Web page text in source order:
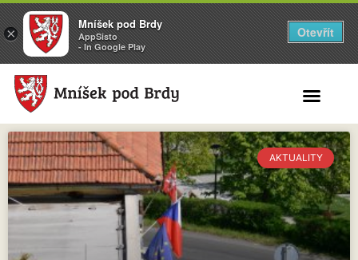
AKTUALITY
×
Mníšek pod Brdy
AppSisto
- In Google Play
Otevřít